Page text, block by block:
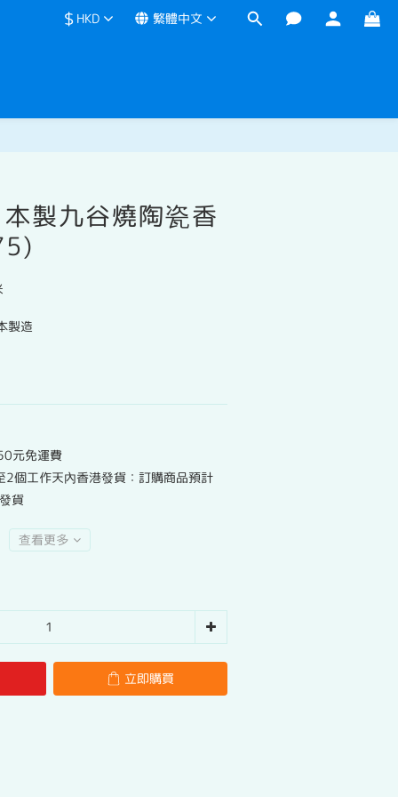
$ HKD 繁體中文
製九谷燒陶瓷香
製造
元免運費
2個工作天內香港發貨：訂購商品預計
貨
查看更多
立即購買